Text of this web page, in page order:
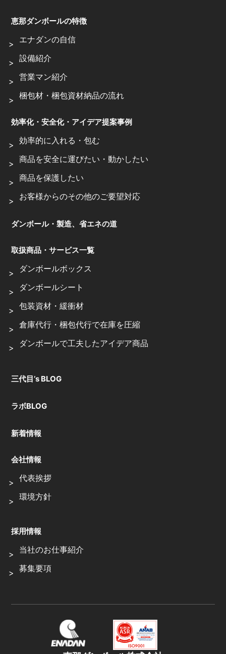
恵那ダンボールの特徴
エナダンの自信
設備紹介
営業マン紹介
梱包材・梱包資材納品の流れ
効率化・安全化・アイデア提案事例
効率的に入れる・包む
商品を安全に運びたい・動かしたい
商品を保護したい
お客様からのその他のご要望対応
ダンボール・製造、省エネの道
取扱商品・サービス一覧
ダンボールボックス
ダンボールシート
包装資材・緩衝材
倉庫代行・梱包代行で在庫を圧縮
ダンボールで工夫したアイデア商品
三代目’s BLOG
ラボBLOG
新着情報
会社情報
代表挨拶
環境方針
採用情報
当社のお仕事紹介
募集要項